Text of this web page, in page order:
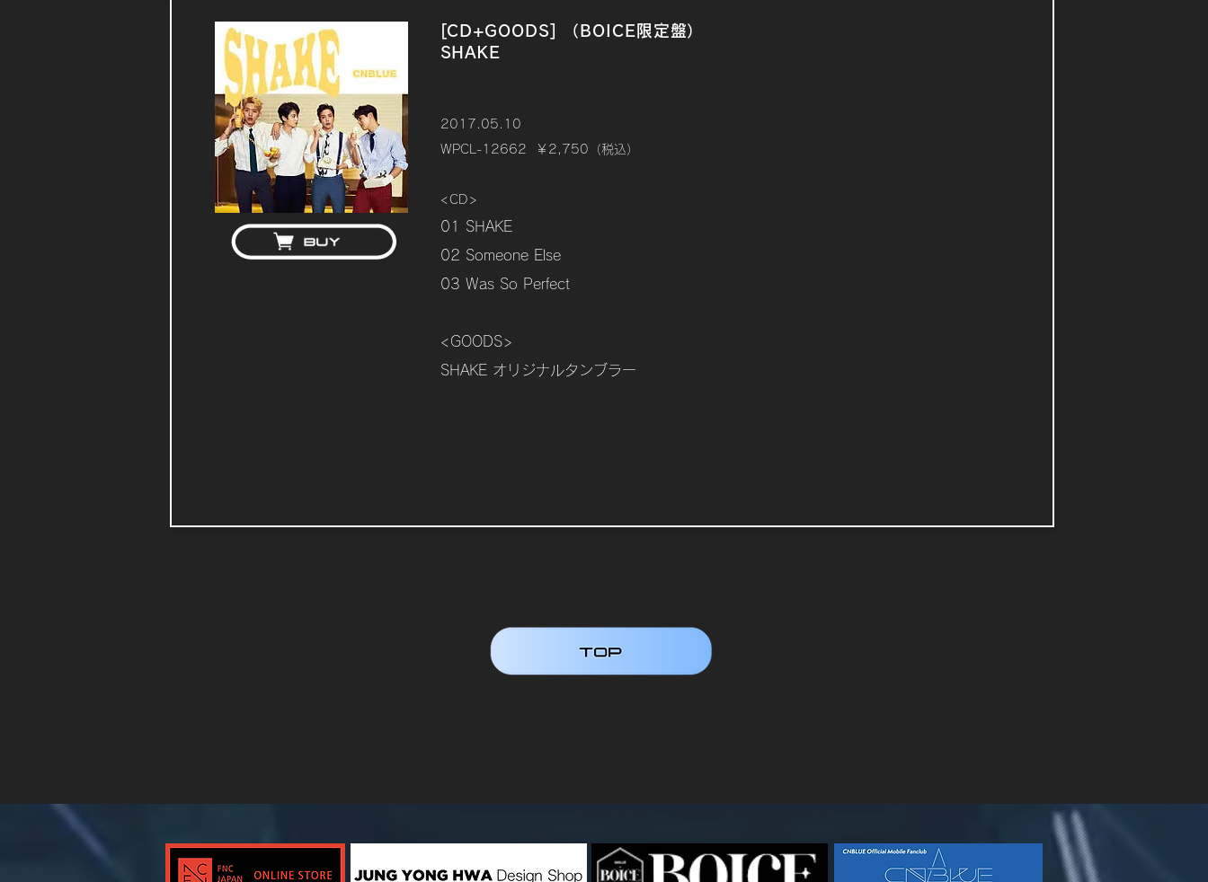
[CD+GOODS] （BOICE限定盤）
SHAKE
2017.05.10
WPCL-12662 ￥2,750（税込）
<CD>
01 SHAKE
02 Someone Else
03 Was So Perfect
<GOODS>
SHAKE オリジナルタンブラー